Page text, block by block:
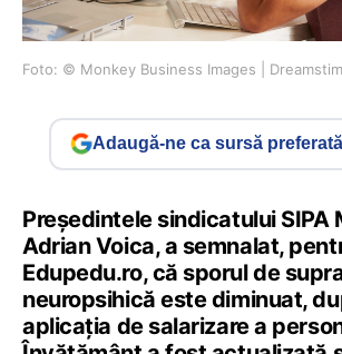
Foto: © Monkey Business Images |
Adaugă-ne ca sursă
Președintele sindicatului SIPA
Adrian Voica, a semnalat,
Edupedu.ro, că sporul de
neuropsihică este diminuat,
aplicația de salarizare a